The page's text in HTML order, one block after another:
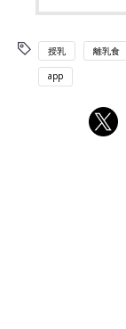
授乳 離乳食
app